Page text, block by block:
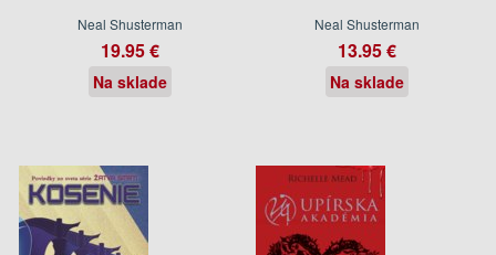
Neal Shusterman
19.95 €
Na sklade
Neal Shusterman
13.95 €
Na sklade